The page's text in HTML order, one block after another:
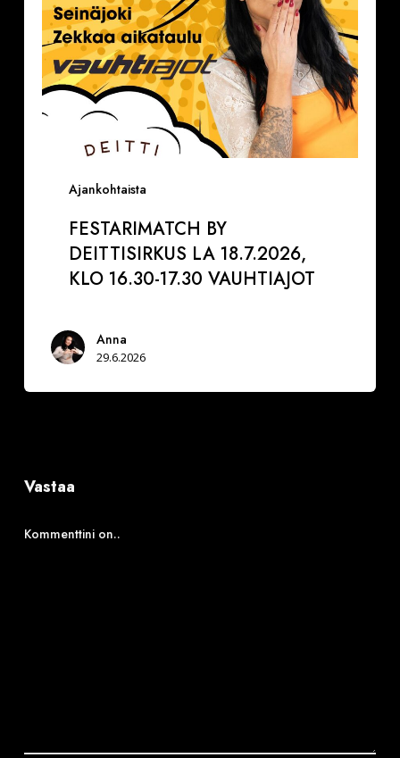
Ajankohtaista
17.30
VAUHTIAJOT
FESTARIMATCH BY
DEITTISIRKUS LA 18.7.2026,
KLO 16.30-17.30 VAUHTIAJOT
Anna
29.6.2026
Vastaa
Kommenttini on..